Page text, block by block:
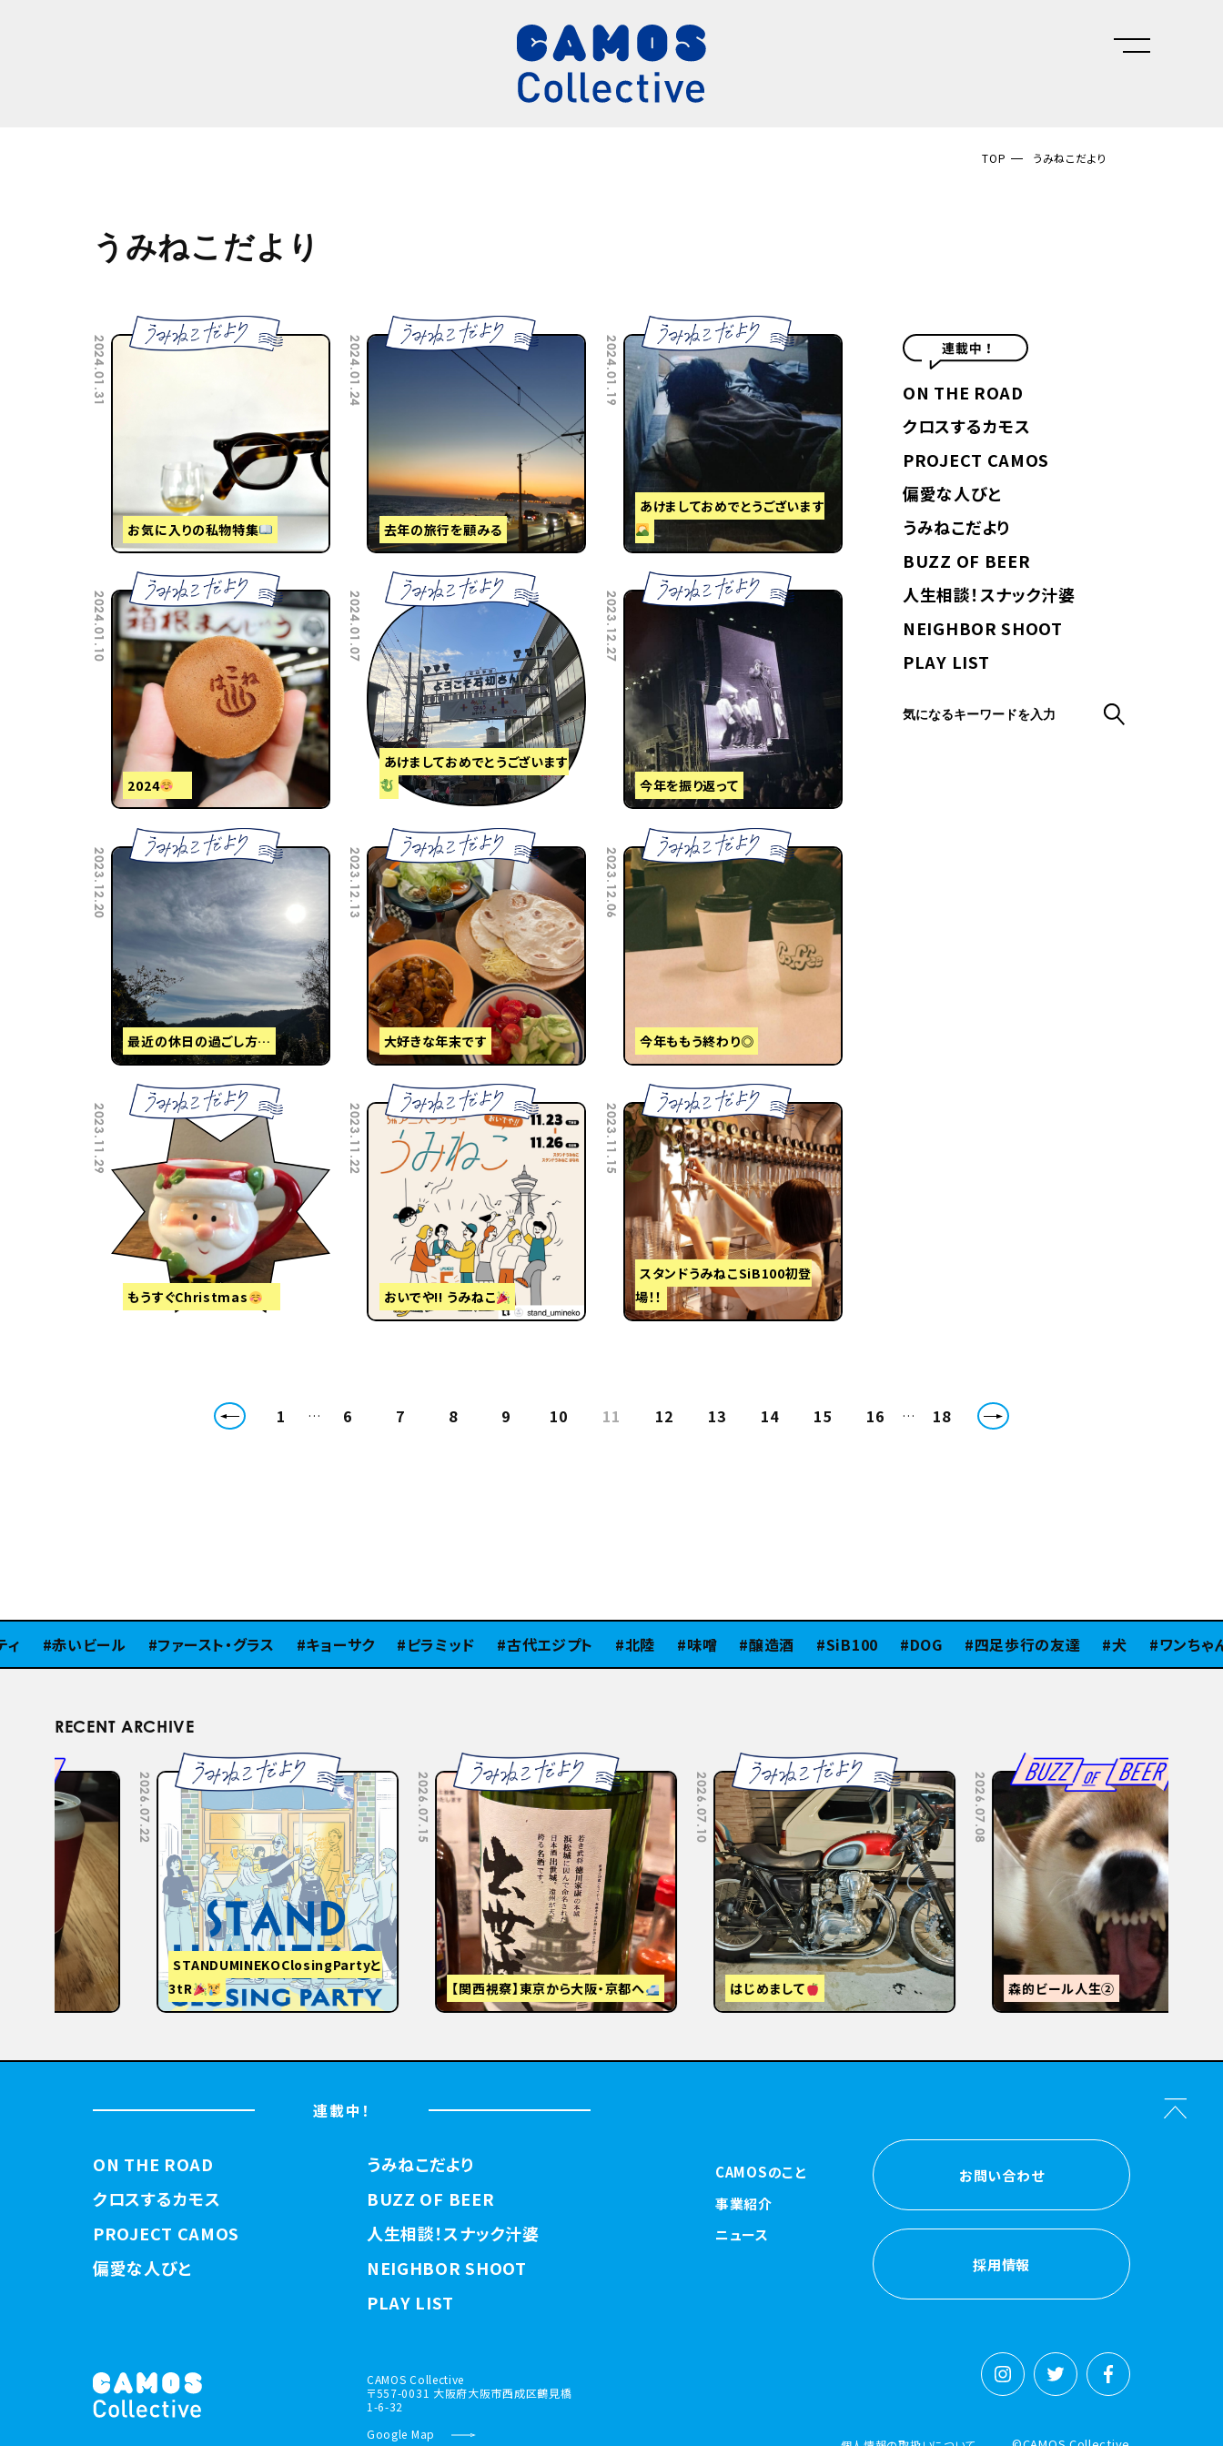
TOP うみねこだより
うみねこだより
2024.01.31
お気に入りの私物特集
2024.01.24
去年の旅行を顧みる
2024.01.19
あけましておめでとうございます
2024.01.10
2024
2024.01.07
あけましておめでとうございます
2023.12.27
今年を振り返って
2023.12.20
最近の休日の過ごし方…
2023.12.13
大好きな年末です
2023.12.06
今年ももう終わり◎
2023.11.29
もうすぐChristmas
2023.11.22
おいでや!! うみねこ
2023.11.15
スタンドうみねこSiB100初登
場！！
ON THE ROAD
クロスするカモス
PROJECT CAMOS
偏愛な人びと
うみねこだより
BUZZ OF BEER
人生相談！スナック汁婆
NEIGHBOR SHOOT
PLAY LIST
1 … 6 7 8 9 10 11 12 13 14 15 16 … 18
赤いビール ファースト・グラス キョーサク ピラミッド 古代エジプト 北陸 味噌 醸造酒 SiB100 DOG 四足歩行の友達 犬 ワンちゃん
RECENT ARCHIVE
2026.07.22
STANDUMINEKOClosingPartyと
3tR
2026.07.15
【関西視察】東京から大阪・京都へ
2026.07.10
はじめまして
2026.07.08
森的ビール人生②
2026.07.06
連載中！
ON THE ROAD
クロスするカモス
PROJECT CAMOS
偏愛な人びと
うみねこだより
BUZZ OF BEER
人生相談！スナック汁婆
NEIGHBOR SHOOT
PLAY LIST
CAMOSのこと
事業紹介
ニュース
お問い合わせ
採用情報
CAMOS Collective
〒557-0031 大阪府大阪市西成区鶴見橋
1-6-32
Google Map